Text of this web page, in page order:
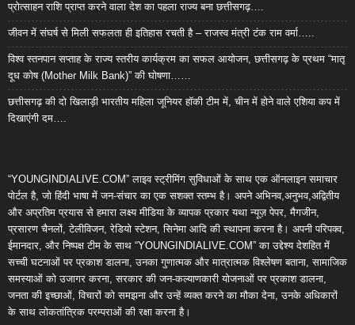
प्रोत्साहन राशि प्राप्त करने वाला देश का पहला राज्य बना छत्तीसगढ़….
जीवन में संघर्ष से मिली सफलता ही इतिहास रचती है – राजस्व मंत्री टंक राम वर्मा…..
विश्व स्तनपान सप्ताह के राज्य स्तरीय कार्यक्रम का सफल आयोजन, छत्तीसगढ़ के प्रथम “मातृ
दूध कोष (Mother Milk Bank)” की घोषणा……
छत्तीसगढ़ की दो खिलाड़ी भारतीय महिला जूनियर हॉकी टीम में, चीन में होने वाले एशिया कप में
दिखाएंगी दम….
“YOUNGINDIALIVE.COM” लाइव स्ट्रीमिंग सुविधाओं के साथ एक ऑनलाइन समाचार
पोर्टल है, जो हिंदी भाषा में जन-संचार का एक सशक्त स्तम्भ है। अपने अभिनव,अनुभव,अद्वितीय
और अप्रतिम प्रयास से हमारा लक्ष्य मीडिया के व्यापक प्रकार यथा न्यूज़ पेपर, मैगजीन,
प्रसारण चैनलों, टेलीविजन, रेडियो स्टेशन, सिनेमा आदि की स्थापना करना है। अपनी परिपक्व,
ईमानदार, और निष्पक्ष टीम के साथ “YOUNGINDIALIVE.COM” का उद्देश्य देशहित में
सच्ची घटनाओं पर प्रकाश डालना, उनका गुणात्मक और मात्रात्मक विश्लेषण बताना, सामाजिक
समस्याओं को उजागर करना, सरकार की जन-कल्याणकारी योजनाओं पर प्रकाश डालना,
जनता की इच्छाओं, विचारों को समझना और उन्हें व्यक्त करने का मौका देना, उनके अधिकारों
के साथ लोकतांत्रिक परम्पराओं की रक्षा करना है।